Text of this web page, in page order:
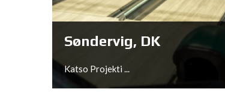
Katso Projekti ...
Søndervig, DK
Katso Projekti ...